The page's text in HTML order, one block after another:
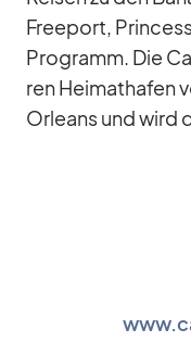
Free­port,
Pro­gramm. Die
ren Hei­mat­ha­fen
Or­leans und wird